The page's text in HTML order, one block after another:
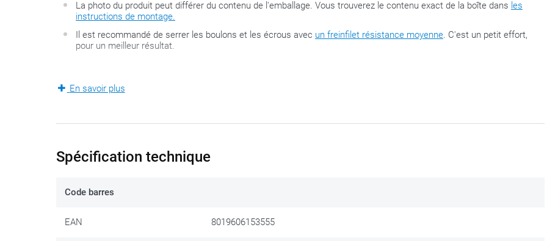
La photo du produit peut différer du contenu de l'emballage. Vous trouverez le contenu exact de la boîte dans les
instructions de montage.
Il est recommandé de serrer les boulons et les écrous avec un freinfilet résistance moyenne. C'est un petit effort,
pour un meilleur résultat.
La série FZ développée par GIVI est la deuxième génération de fameux supports de top-cases GIVI Monorack et se
être commandée séparément. Pour les combiner avec
XM7 . Pour les combiner avec une valise
Nous partageons ce conseil :
En savoir plus
Spécification technique
Code barres
EAN 8019606153555